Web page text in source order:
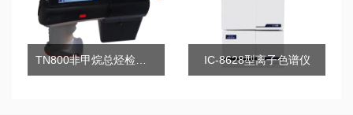
IC-8628型离子色谱仪